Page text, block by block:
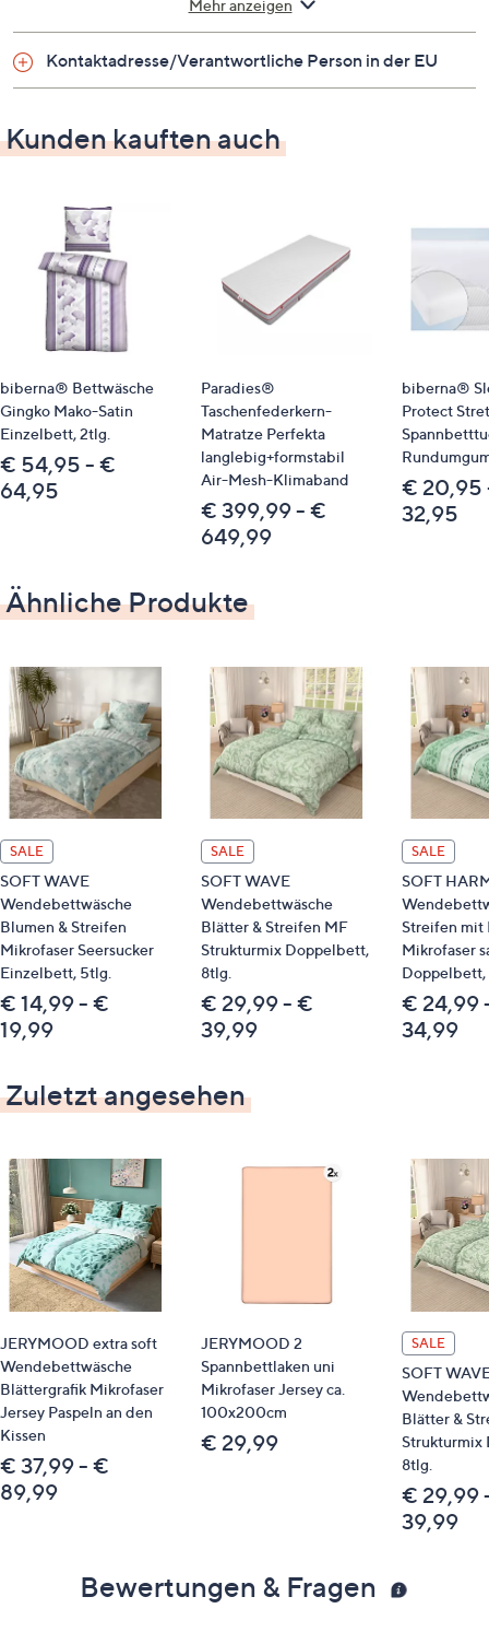
Wendebettwäsche für ein Einzelbett
Vorderseite Mikrofaser, Rückseite Polyamid
Klimanetz auf der Rückseite für bessere
Luftzirkulation
schnell trocknend
strapazierfähig
Farbe: pistaziengrün
Material
Vorderseite: 100 % Polyester
Rückseite: 100 % Polyamid
Pflege
Normalwäsche 40 °C
trocknergeeignet
Identifikationsnummer
GTIN: 4053855517403
Bitte beachten
Packstation oder ins Ausland lieferbar.
Qualitätshinweise
STANDARD 100 by OEKO-TEX®
Mehr anzeigen
Kontaktadresse/Verantwortliche Person in der EU
Kunden kauften auch
biberna® Bettwäsche
Gingko Mako-Satin
Einzelbett, 2tlg.
€ 54,95 - €
64,95
Paradies®
Taschenfederkern-
Matratze Perfekta
langlebig+formstabil
Air-Mesh-Klimaband
€ 399,99 - €
649,99
biberna®
Protect
€ 20,95
32,95
Ähnliche Produkte
SALE
SOFT WAVE
Wendebettwäsche
Blumen & Streifen
Mikrofaser Seersucker
Einzelbett, 5tlg.
€ 14,99 - €
19,99
SALE
SOFT WAVE
Wendebettwäsche
Blätter & Streifen MF
Strukturmix Doppelbett,
8tlg.
€ 29,99 - €
39,99
SALE
SOFT
Streifen mit
Mikrofaser
Doppelbett,
€ 24,99
34,99
Zuletzt angesehen
JERYMOOD extra soft
Wendebettwäsche
Blättergrafik Mikrofaser
Jersey Paspeln an den
Kissen
€ 37,99 - €
89,99
JERYMOOD 2
Spannbettlaken uni
Mikrofaser Jersey ca.
100x200cm
€ 29,99
SALE
SOFT
Blätter &
Strukturmix
8tlg.
€ 29,99
39,99
Bewertungen & Fragen